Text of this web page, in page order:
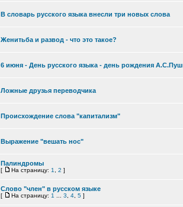
В словарь русского языка внесли три новых слова
Женитьба и развод - что это такое?
6 июня - День русского языка - день рождения
Ложные друзья переводчика
Происхождение слова "капитализм"
Выражение "вешать нос"
Палиндромы
[ На страницу: 1 2 ]
Слово "член" в русском языке
[ На страницу: 1 3 4 5 ]